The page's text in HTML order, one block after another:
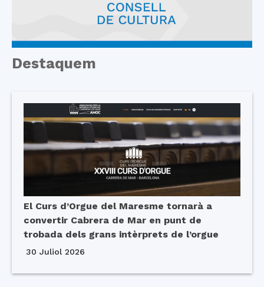
Destaquem
El Curs d’Orgue del Maresme tornarà a
convertir Cabrera de Mar en punt de
trobada dels grans intèrprets de l’orgue
30 Juliol 2026